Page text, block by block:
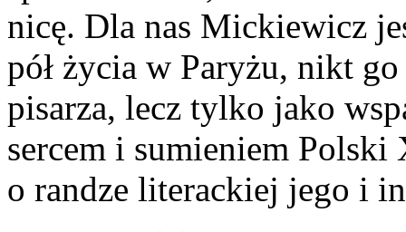
nicę. Dla nas Mickiewicz
pół życia w Paryżu, nikt
pisarza, lecz tylko jako
sercem i sumieniem
o randze literackiej jego i